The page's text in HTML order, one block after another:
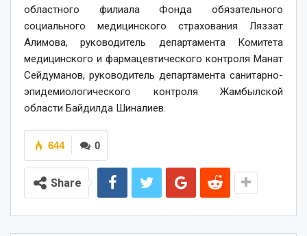
областного филиала Фонда обязательного
социального медицинского страхования Ляззат
Алимова, руководитель департамента Комитета
медицинского и фармацевтического контроля Манат
Сейдуманов, руководитель департамента санитарно-
эпидемиологического контроля Жамбылской
области Байдилда Шиналиев.
0
644
Share